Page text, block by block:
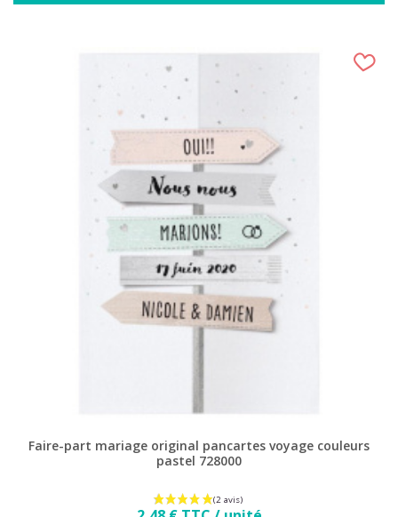
(20
Faire-part mariage original pancartes voyage couleurs
pastel 728000